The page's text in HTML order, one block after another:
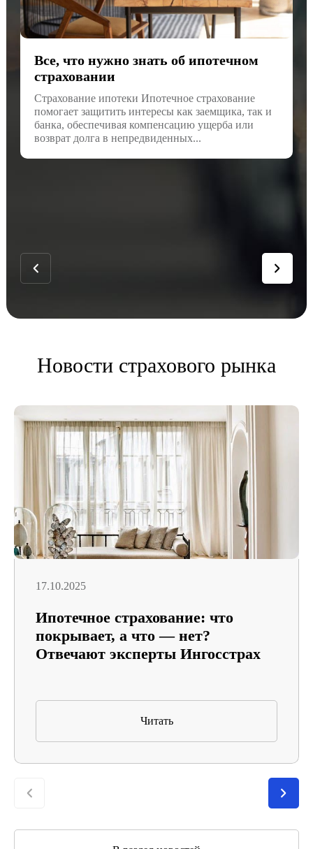
Все, что нужно знать об ипотечном
страховании
Страхование ипотеки Ипотечное страхование
помогает защитить интересы как заемщика, так и
банка, обеспечивая компенсацию ущерба или
возврат долга в непредвиденных...
Новости страхового рынка
17.10.2025
Ипотечное страхование: что
покрывает, а что — нет?
Отвечают эксперты Ингосстрах
Читать